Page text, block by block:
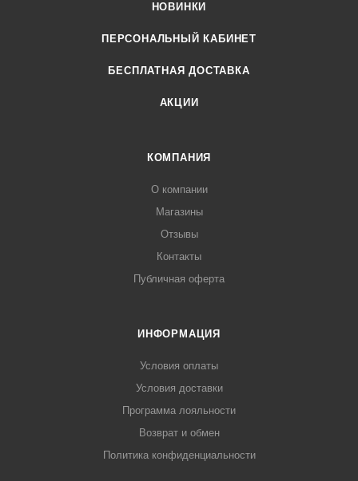
НОВИНКИ
ПЕРСОНАЛЬНЫЙ КАБИНЕТ
БЕСПЛАТНАЯ ДОСТАВКА
АКЦИИ
КОМПАНИЯ
О компании
Магазины
Отзывы
Контакты
Публичная оферта
ИНФОРМАЦИЯ
Условия оплаты
Условия доставки
Программа лояльности
Возврат и обмен
Политика конфиденциальности